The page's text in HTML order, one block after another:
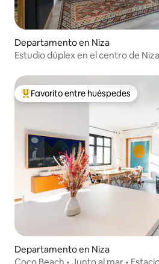
Departamento en Niza
Estudio dúplex en el centro de
De los mejores en Favorito entre
Favorito entre huéspedes
Departamento en Niza